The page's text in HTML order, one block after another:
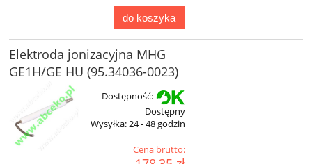
do koszyka
Elektroda jonizacyjna MHG
GE1H/GE HU (95.34036-0023)
Dostępność:
Dostępny
Wysyłka:24 - 48 godzin
Cena brutto: